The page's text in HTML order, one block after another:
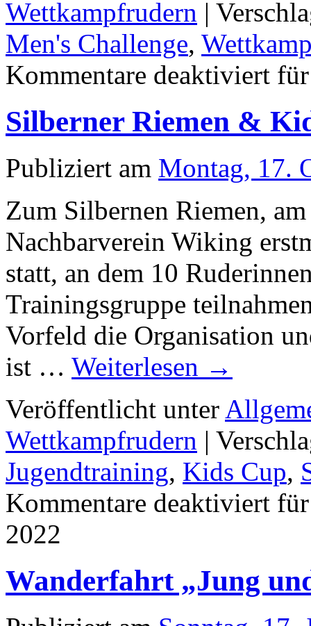
Wettkampfrudern |
Men's Challenge,
Kommentare deaktiviert
Silberner Riemen &
Publiziert am Montag, 17.
Zum Silbernen Riemen,
Nachbarverein Wiking
statt, an dem 10
Trainingsgruppe
Vorfeld die Organisation
ist … Weiterlesen →
Veröffentlicht unter
Wettkampfrudern |
Jugendtraining, Kids Cup,
Kommentare deaktiviert
2022
Wanderfahrt „Jung